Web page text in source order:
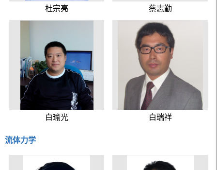
杜宗亮 蔡志勤
白瑜光 白瑞祥
流体力学